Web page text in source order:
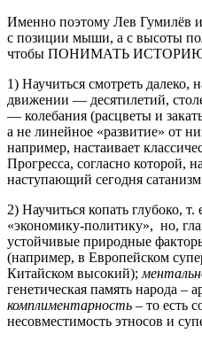
Именно поэтому Лев Гумилёв
с позиции мыши, а с высоты
чтобы ПОНИМАТЬ ИСТОРИЮ
1) Научиться смотреть далеко,
движении — десятилетий,
— колебания (расцветы и
а не линейное «развитие» от
например, настаивает
Прогресса, согласно которой,
наступающий сегодня
2) Научиться копать глубоко, т.
«экономику-политику», но,
устойчивые природные
(например, в Европейском
Китайском высокий);
генетическая память народа –
комплиментарность – то есть
несовместимость этносов и